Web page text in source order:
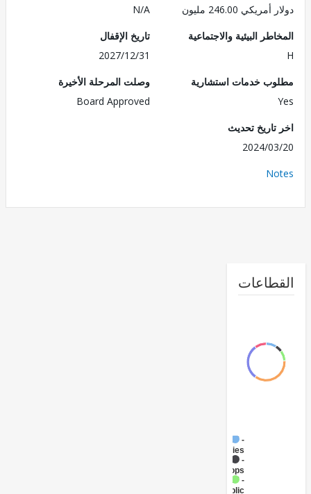
246.00 مليون
N/A
البيئية والاجتماعية
تاريخ الإقفال
2027/12/31
خدمات استشارية
وصلت المرحلة الأخيرة
Board Approved
تحديث
2024/
Fisheries